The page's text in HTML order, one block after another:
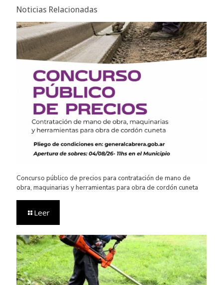
Noticias Relacionadas
Concurso público de precios para contratación de mano de
obra, maquinarias y herramientas para obra de cordón cuneta
Leer